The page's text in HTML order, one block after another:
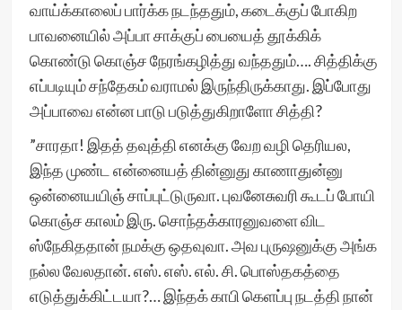
வாய்க்காலைப் பார்க்க நடந்ததும், கடைக்குப் போகிற
பாவனையில் அப்பா சாக்குப் பையைத் தூக்கிக்
கொண்டு கொஞ்ச நேரங்கழித்து வந்ததும்…. சித்திக்கு
எப்படியும் சந்தேகம் வராமல் இருந்திருக்காது. இப்போது
அப்பாவை என்ன பாடு படுத்துகிறாளோ சித்தி?
”சாரதா! இதத் தவுத்தி எனக்கு வேற வழி தெரியல,
இந்த முண்ட என்னையத் தின்னுது காணாதுன்னு
ஒன்னையயிஞ் சாப்புட்டுருவா. புவனேசுவரி கூடப் போயி
கொஞ்ச காலம் இரு. சொந்தக்காரனுவளை விட
ஸ்நேகிததான் நமக்கு ஒதவுவா. அவ புருஷனுக்கு அங்க
நல்ல வேலதான். எஸ். எஸ். எல். சி. பொஸ்தகத்தை
எடுத்துக்கிட்டயா?… இந்தக் காபி கெளப்பு நடத்தி நான்